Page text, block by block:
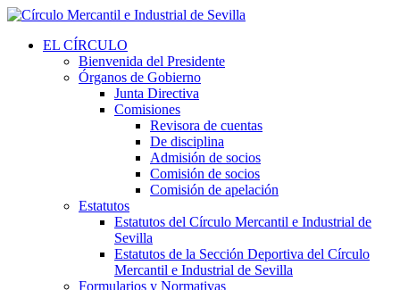
EL CÍRCULO
Bienvenida del Presidente
Órganos de Gobierno
Junta Directiva
Comisiones
Revisora de cuentas
De disciplina
Admisión de socios
Comisión de socios
Comisión de apelación
Estatutos
Estatutos del Círculo Mercantil e Industrial de
Sevilla
Estatutos de la Sección Deportiva del Círculo
Mercantil e Industrial de Sevilla
Formularios y Normativas